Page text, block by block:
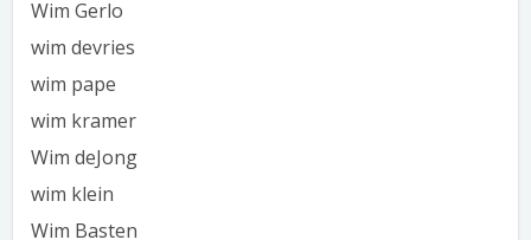
Wim Gerlo
wim devries
wim pape
wim kramer
Wim deJong
wim klein
Wim Basten